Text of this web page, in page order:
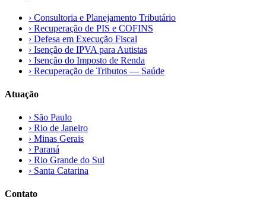
› Consultoria e Planejamento Tributário
› Recuperação de PIS e COFINS
› Defesa em Execução Fiscal
› Isenção de IPVA para Autistas
› Isenção do Imposto de Renda
› Recuperação de Tributos — Saúde
Atuação
› São Paulo
› Rio de Janeiro
› Minas Gerais
› Paraná
› Rio Grande do Sul
› Santa Catarina
Contato